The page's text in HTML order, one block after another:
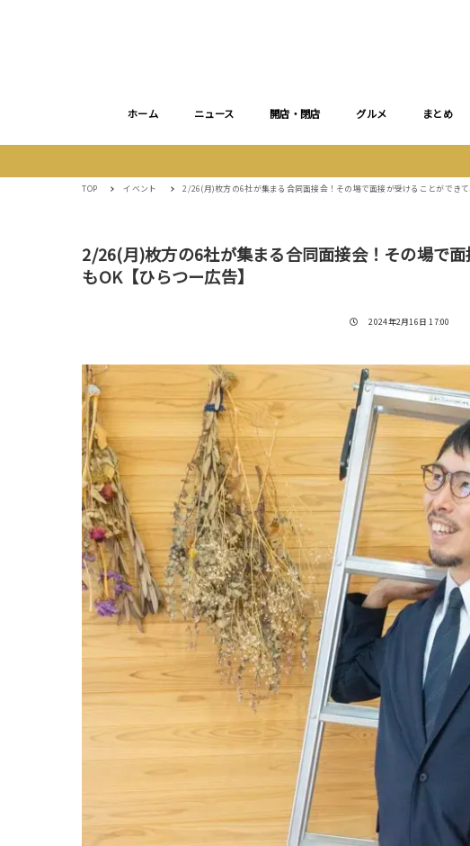
ホーム ニュース 開店・閉店 グルメ まとめ
TOP イベント 2/26(月)枚方の6社が集まる合同面接会！その場で面接が受けることができて
2/26(月)枚方の6社が集まる合同面接会！その場で
もOK【ひらつー広告】
投稿日
2024年2月16日 17:00